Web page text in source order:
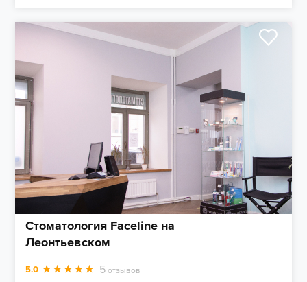
Стоматология Faceline на
Леонтьевском
5.0 5 отзывов